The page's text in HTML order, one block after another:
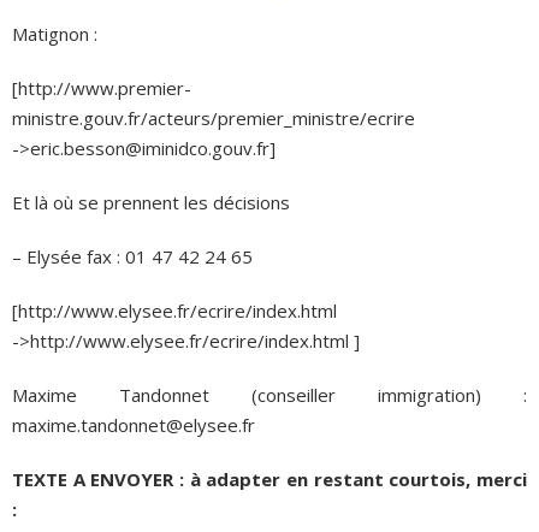
Matignon :
[http://www.premier-
ministre.gouv.fr/acteurs/premier_ministre/ecrire
->eric.besson@iminidco.gouv.fr]
Et là où se prennent les décisions
– Elysée fax : 01 47 42 24 65
[http://www.elysee.fr/ecrire/index.html
->http://www.elysee.fr/ecrire/index.html ]
Maxime Tandonnet (conseiller immigration) :
maxime.tandonnet@elysee.fr
TEXTE A ENVOYER : à adapter en restant courtois, merci
: